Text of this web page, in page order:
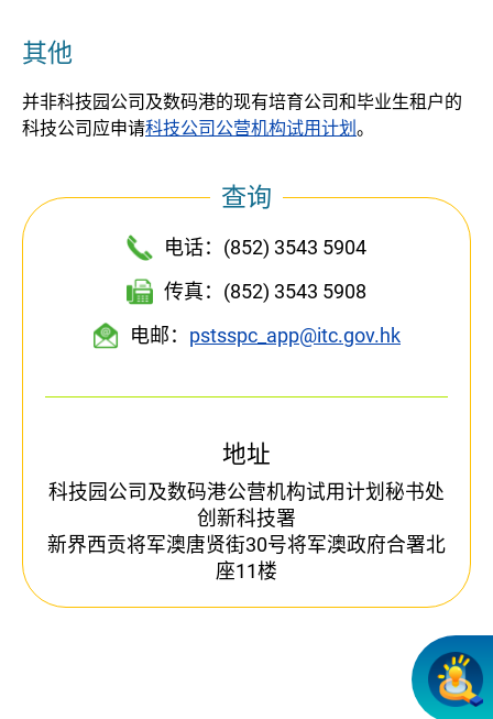
其他
并非科技园公司及数码港的现有培育公司和毕业生租户的
科技公司应申请科技公司公营机构试用计划 。
查询
电话：(852) 3543 5904
传真：(852) 3543 5908
电邮： pstsspc_app@itc.gov.hk
地址
科技园公司及数码港公营机构试用计划秘书处
创新科技署
新界西贡将军澳唐贤街30号将军澳政府合署北
座11楼